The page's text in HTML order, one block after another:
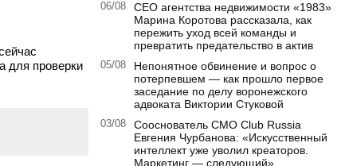
для проверки
06/08
CEO агентства недвижимости «1983»
Марина Коротова рассказала, как
пережить уход всей команды и
превратить предательство в актив
05/08
Непонятное обвинение и вопрос о
потерпевшем — как прошло первое
заседание по делу воронежского
адвоката Виктории Стуковой
03/08
Сооснователь CMO Club Russia
Евгения Чурбанова: «Искусственный
интеллект уже уволил креаторов.
Маркетинг — следующий»